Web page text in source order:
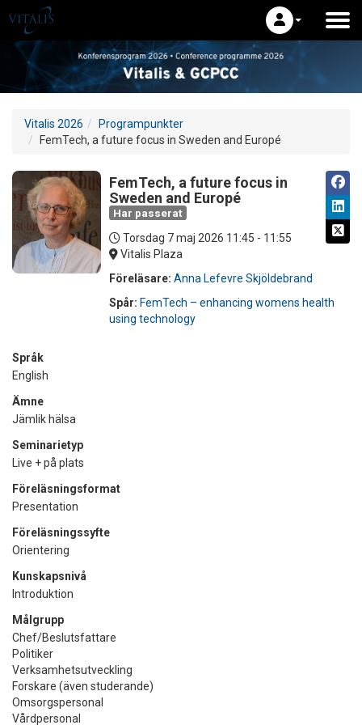
Vitalis 2026
Programpunkter
FemTech, a future focus in Sweden and Europé
FemTech, a future focus in
Sweden and Europé
Har passerat
Torsdag 7 maj 2026 11:45 - 11:55
Vitalis Plaza
Föreläsare: Anna Lefevre Skjöldebrand
Spår: FemTech – enhancing womens health
using technology
Språk
English
Ämne
Jämlik hälsa
Seminarietyp
Live + på plats
Föreläsningsformat
Presentation
Föreläsningssyfte
Orientering
Kunskapsnivå
Introduktion
Målgrupp
Chef/Beslutsfattare
Politiker
Verksamhetsutveckling
Forskare (även studerande)
Omsorgspersonal
Vårdpersonal